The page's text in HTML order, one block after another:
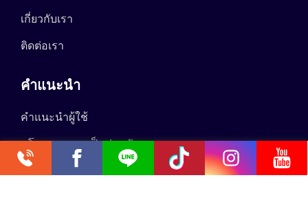
เกี่ยวกับเรา
ติดต่อเรา
คำแนะนำ
คำแนะนำผู้ใช้
นโยบายความเป็นส่วนตัว
0.051634s